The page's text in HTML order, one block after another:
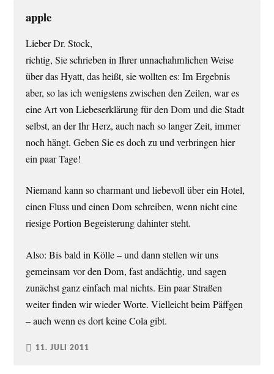
apple
Lieber Dr. Stock,
richtig, Sie schrieben in Ihrer unnachahmlichen Weise
über das Hyatt, das heißt, sie wollten es: Im Ergebnis
aber, so las ich wenigstens zwischen den Zeilen, war es
eine Art von Liebeserklärung für den Dom und die Stadt
selbst, an der Ihr Herz, auch nach so langer Zeit, immer
noch hängt. Geben Sie es doch zu und verbringen hier
ein paar Tage!
Niemand kann so charmant und liebevoll über ein Hotel,
einen Fluss und einen Dom schreiben, wenn nicht eine
riesige Portion Begeisterung dahinter steht.
Also: Bis bald in Kölle – und dann stellen wir uns
gemeinsam vor den Dom, fast andächtig, und sagen
zunächst ganz einfach mal nichts. Ein paar Straßen
weiter finden wir wieder Worte. Vielleicht beim Päffgen
– auch wenn es dort keine Cola gibt.
11. JULI 2011